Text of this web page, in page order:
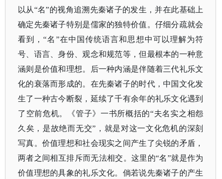
以从“名”的视角追溯先秦诸子的发生，并在此基础上
确定先秦诸子特别是儒家的独特价值。仔细分疏就会
看到，“名”在中国传统语言和思想中可以理解为符
号、语言、身份、观念和规范等，但最根本的一种意
涵则是价值和理想。后一种内涵是伴随着三代礼乐文
化的衰落而形成的。在先秦诸子的时代，中国文化发
生了一种古今断裂，延续了千有余年的礼乐文化遇到
了空前危机。《管子》一书所概括的“夫名实之相怨
久矣，是故绝而无交”，就是对这一文化危机的深刻
写真。价值理想和社会现实之间产生了尖锐的矛盾，
两者之间相互排斥而无法相交。这里的“名”就是作为
价值理想的具象的礼乐文化。倘若说先秦诸子的产生